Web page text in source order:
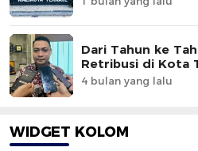
Dari Tahun ke
Retribusi di Kota
4 bulan yang lalu
WIDGET KOLOM